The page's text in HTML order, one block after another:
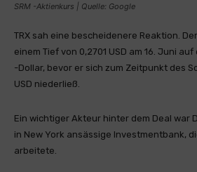
SRM -Aktienkurs | Quelle: Google
TRX sah eine bescheidenere Reaktion.
einem Tief von 0,2701 USD am 16. Juni
-Dollar, bevor er sich zum Zeitpunkt des
USD niederließ.
Ein wichtiger Akteur hinter dem Deal war
in New York ansässige Investmentbank,
arbeitete.